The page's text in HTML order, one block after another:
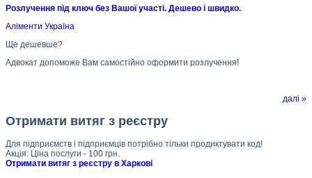
Розлучення під ключ без Вашої участі. Дешево і швидко.
Аліменти Україна
Ще дешевше?
Адвокат допоможе Вам самостійно оформити розлучення!
далі »
Отримати витяг з реєстру
Для підприємств і підприємців потрібно тільки продиктувати код!
Акція: Ціна послуги - 100 грн.
Отримати витяг з реєстру в Харкові